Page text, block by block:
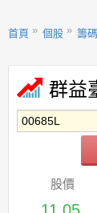
首頁 個股 籌
群益
股價
11.05